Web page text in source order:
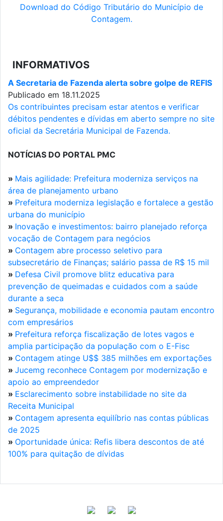
Download do Código Tributário do Município de
Contagem.
INFORMATIVOS
A Secretaria de Fazenda alerta sobre golpe de REFIS
Publicado em 18.11.2025
Os contribuintes precisam estar atentos e verificar
débitos pendentes e dívidas em aberto sempre no site
oficial da Secretária Municipal de Fazenda.
NOTÍCIAS DO PORTAL PMC
» Mais agilidade: Prefeitura moderniza serviços na
área de planejamento urbano
» Prefeitura moderniza legislação e fortalece a gestão
urbana do município
» Inovação e investimentos: bairro planejado reforça
vocação de Contagem para negócios
» Contagem abre processo seletivo para
subsecretário de Finanças; salário passa de R$ 15 mil
» Defesa Civil promove blitz educativa para
prevenção de queimadas e cuidados com a saúde
durante a seca
» Segurança, mobilidade e economia pautam encontro
com empresários
» Prefeitura reforça fiscalização de lotes vagos e
amplia participação da população com o E-Fisc
» Contagem atinge U$$ 385 milhões em exportações
» Jucemg reconhece Contagem por modernização e
apoio ao empreendedor
» Esclarecimento sobre instabilidade no site da
Receita Municipal
» Contagem apresenta equilíbrio nas contas públicas
de 2025
» Oportunidade única: Refis libera descontos de até
100% para quitação de dívidas